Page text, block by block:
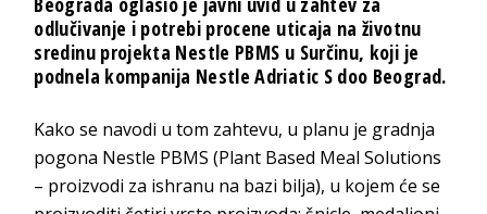
odlučivanje i potrebi procene uticaja na životnu
sredinu projekta Nestle PBMS u Surčinu, koji je
podnela kompanija Nestle Adriatic S doo Beograd.
Kako se navodi u tom zahtevu, u planu je gradnja
pogona Nestle PBMS (Plant Based Meal Solutions
– proizvodi za ishranu na bazi bilja), u kojem će se